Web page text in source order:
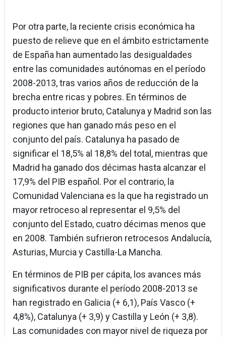
Por otra parte, la reciente crisis económica ha
puesto de relieve que en el ámbito estrictamente
de España han aumentado las desigualdades
entre las comunidades autónomas en el período
2008-2013, tras varios años de reducción de la
brecha entre ricas y pobres. En términos de
producto interior bruto, Catalunya y Madrid son las
regiones que han ganado más peso en el
conjunto del país. Catalunya ha pasado de
significar el 18,5% al 18,8% del total, mientras que
Madrid ha ganado dos décimas hasta alcanzar el
17,9% del PIB español. Por el contrario, la
Comunidad Valenciana es la que ha registrado un
mayor retroceso al representar el 9,5% del
conjunto del Estado, cuatro décimas menos que
en 2008. También sufrieron retrocesos Andalucía,
Asturias, Murcia y Castilla-La Mancha.
En términos de PIB per cápita, los avances más
significativos durante el período 2008-2013 se
han registrado en Galicia (+ 6,1), País Vasco (+
4,8%), Catalunya (+ 3,9) y Castilla y León (+ 3,8).
Las comunidades con mayor nivel de riqueza por